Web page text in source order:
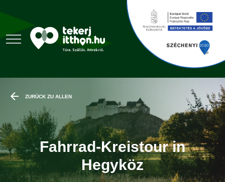
ZURÜCK ZU ALLEN
Fahrrad-Kreistour in
Hegyköz